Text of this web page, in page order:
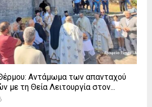
Αντάμωμα των απανταχού
με τη Θεία Λειτουργία στον...